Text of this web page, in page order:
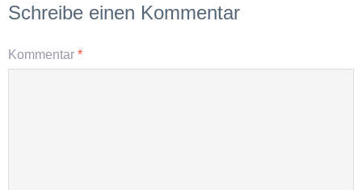
Schreibe einen Kommentar
Kommentar *